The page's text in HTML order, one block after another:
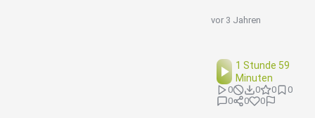
vor 3 Jahren
1 Stunde 59
Minuten
0 0 0
0
0
0 0